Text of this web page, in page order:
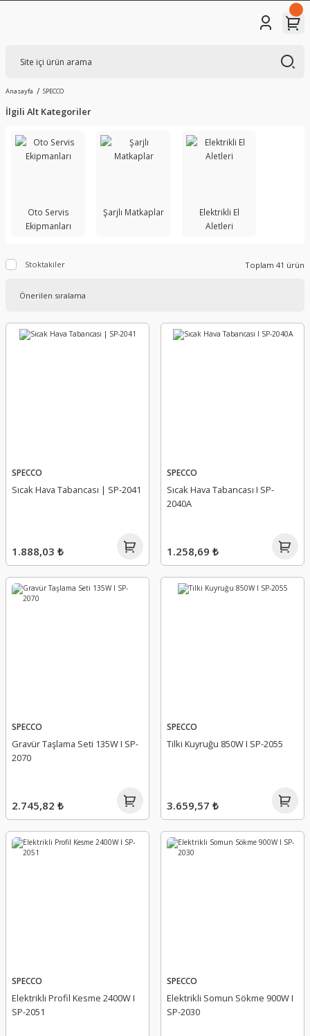
Anasayfa SPECCO
İlgili Alt Kategoriler
Oto Servis
Ekipmanları
Şarjlı Matkaplar
Elektrikli El
Aletleri
Stoktakiler Toplam 41 ürün
SPECCO
Sıcak Hava Tabancası | SP-2041
1.888,03 ₺
SPECCO
Sıcak Hava Tabancası I SP-
2040A
1.258,69 ₺
SPECCO
Gravür Taşlama Seti 135W I SP-
2070
2.745,82 ₺
SPECCO
Tilki Kuyruğu 850W I SP-2055
3.659,57 ₺
SPECCO
Elektrikli Profil Kesme 2400W I
SP-2051
SPECCO
Elektrikli Somun Sökme 900W I
SP-2030